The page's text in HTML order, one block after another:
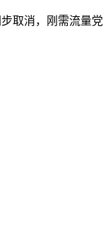
取消，刚需流量